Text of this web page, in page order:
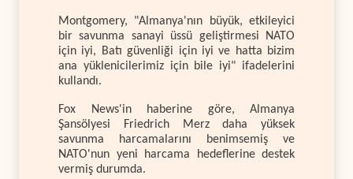
Montgomery, "Almanya'nın büyük, etkileyici
bir savunma sanayi üssü geliştirmesi NATO
için iyi, Batı güvenliği için iyi ve hatta bizim
ana yüklenicilerimiz için bile iyi" ifadelerini
kullandı.
Fox News'in haberine göre, Almanya
Şansölyesi Friedrich Merz daha yüksek
savunma harcamalarını benimsemiş ve
NATO'nun yeni harcama hedeflerine destek
vermiş durumda.